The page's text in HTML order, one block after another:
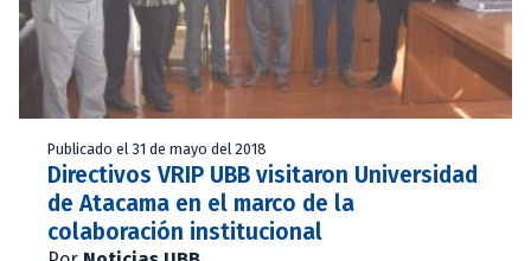
Publicado el 31 de mayo del 2018
Directivos VRIP UBB visitaron Universidad
de Atacama en el marco de la
colaboración institucional